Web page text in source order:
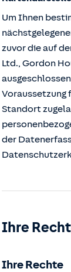
Um Ihnen
zuvor die auf
Ltd., Gordon
Voraussetzung
Standort
der
Ihre
Ihre Rechte